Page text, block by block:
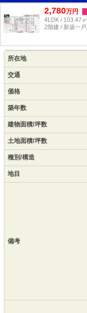
2,780万円
4LDK / 103.47㎡
2階建 / 新築一
所在地
交通
価格
築年数
建物面積/坪数
土地面積/坪数
種別/構造
地目
備考